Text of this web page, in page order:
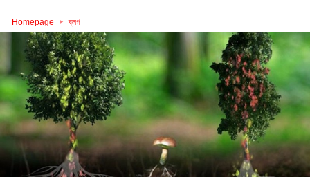
Homepage ব্লগ